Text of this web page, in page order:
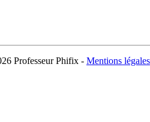
Professeur Phifix - Mentions légales